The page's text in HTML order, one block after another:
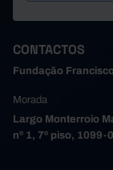
CONTACTOS
Fundação
Morada
Largo Monterroio
nº 1, 7º piso, 1099-